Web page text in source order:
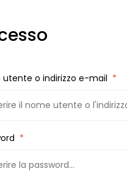
utente o indirizzo e-mail *
*